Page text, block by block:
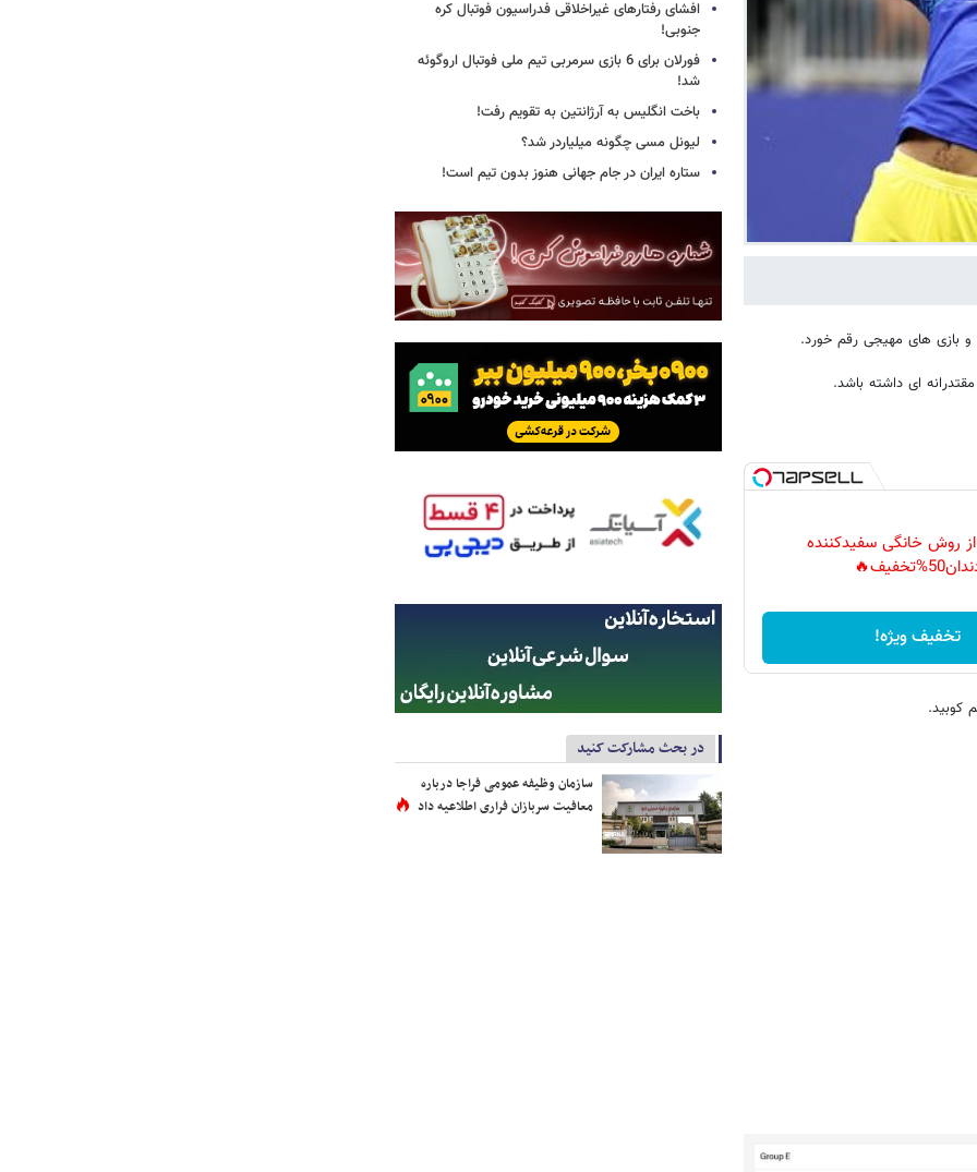
از روش خانگی سفیدکننده
تخفیف ویژه!
افشای رفتارهای غیراخلاقی فدراسیون فوتبال کره
جنوبی!
فورلان برای 6 بازی سرمربی تیم ملی فوتبال اروگوئه
شد!
باخت انگلیس به آرژانتین به تقویم رفت!
لیونل مسی چگونه میلیاردر شد؟
ستاره ایران در جام جهانی هنوز بدون تیم است!
در بحث مشارکت کنید
سازمان وظیفه عمومی فراجا درباره
معافیت سربازان فراری اطلاعیه داد